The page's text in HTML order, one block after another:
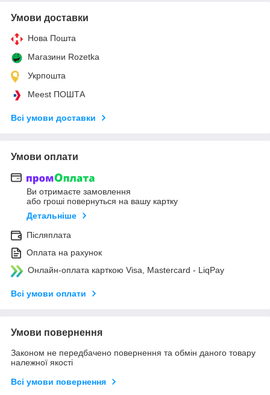
Умови доставки
Нова Пошта
Магазини Rozetka
Укрпошта
Meest ПОШТА
Всі умови доставки
Умови оплати
Ви отримаєте замовлення
або гроші повернуться на вашу картку
Детальніше
Післяплата
Оплата на рахунок
Онлайн-оплата карткою Visa, Mastercard - LiqPay
Всі умови оплати
Умови повернення
Законом не передбачено повернення та обмін даного товару
належної якості
Всі умови повернення